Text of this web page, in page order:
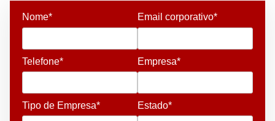
Nome* Email corporativo*
Telefone* Empresa*
Tipo de Empresa* Estado*